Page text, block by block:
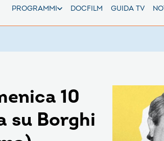
PROGRAMMI DOCFILM GUIDA TV
10
su Borghi